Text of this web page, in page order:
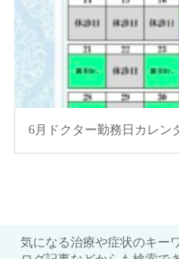
6月ドクター勤務日カレン
気になる治療や症状のキー